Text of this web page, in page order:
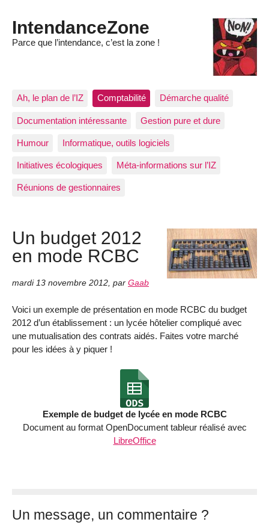
IntendanceZone
Parce que l’intendance, c’est la zone !
Ah, le plan de l’IZ Comptabilité Démarche qualité
Documentation intéressante Gestion pure et dure
Humour Informatique, outils logiciels
Initiatives écologiques Méta-informations sur l’IZ
Réunions de gestionnaires
Un budget 2012
en mode RCBC
mardi 13 novembre 2012 par Gaab
Voici un exemple de présentation en mode RCBC du budget
2012 d’un établissement : un lycée hôtelier compliqué avec
une mutualisation des contrats aidés. Faites votre marché
pour les idées à y piquer !
Exemple de budget de lycée en mode RCBC
Document au format OpenDocument tableur réalisé avec
LibreOffice
Un message, un commentaire ?